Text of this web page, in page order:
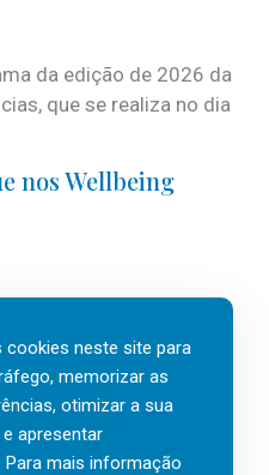
da edição de 2026 da
que se realiza no dia
nos Wellbeing
de regresso aos
o Top Wellbeing 2026.
místico.»
cookies neste site para
memorizar as
otimizar a sua
apresentar
Para mais informação